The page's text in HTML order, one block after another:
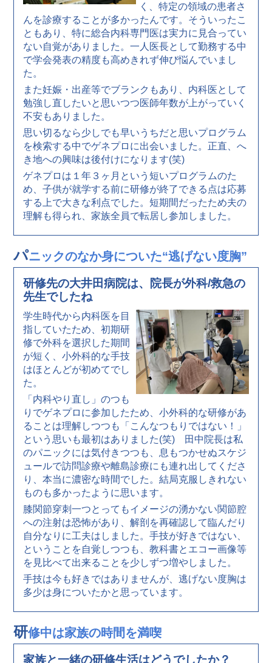
く、特定の領域の患者さ
んを診療することが多かったんです。そういったこ
ともあり、特に総合内科専門医は実力に見合ってい
ない自覚がありました。一人医長として勤務する中
で学会発表の精度も高めきれず伸び悩んでいまし
た。
また妊娠・出産等でブランクもあり、内科医として
勉強し直したいと思いつつ医師年数が上がっていく
不安もありました。
思い切るなら少しでも早いうちだと思いプログラム
を検索する中でゲネプロに出会いました。正直、へ
き地への興味は後付けになります(笑)
ゲネプロは１年３ヶ月という短いプログラムのた
め、子供が就学する前に研修が終了できる点は応募
する上で大きな利点でした。短期間だったため夫の
理解も得られ、家族全員で転居し参加しました。
パニックのなか身についた“逃げない度胸”
研修先の大井田病院は、院長が外科/救急の
先生でしたね
学生時代から内科医を目
指していたため、初期研
修で外科を選択した期間
が短く、小外科的な手技
はほとんどが初めてでし
た。
「内科やり直し」のつも
りでゲネプロに参加したため、小外科的な研修があ
ることは理解しつつも「こんなつもりではない！」
という思いも最初はありました(笑) 田中院長は私
のパニックには気付きつつも、息もつかせぬスケジ
ュールで訪問診療や離島診療にも連れ出してくださ
り、本当に濃密な時間でした。結局克服しきれない
ものも多かったように思います。
膝関節穿刺一つとってもイメージの湧かない関節腔
への注射は恐怖があり、解剖を再確認して臨んだり
自分なりに工夫はしました。手技が好きではない、
ということを自覚しつつも、教科書とエコー画像等
を見比べて出来ることを少しずつ増やしました。
手技は今も好きではありませんが、逃げない度胸は
多少は身についたかと思っています。
研修中は家族の時間を満喫
家族と一緒の研修生活はどうでしたか？